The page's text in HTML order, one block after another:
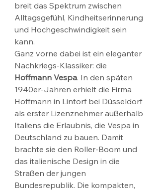
breit das Spektrum zwischen
Alltagsgefühl, Kindheitserinnerung
und Hochgeschwindigkeit sein
kann.
Ganz vorne dabei ist ein eleganter
Nachkriegs-Klassiker: die
Hoffmann Vespa. In den späten
1940er-Jahren erhielt die Firma
Hoffmann in Lintorf bei Düsseldorf
als erster Lizenznehmer außerhalb
Italiens die Erlaubnis, die Vespa in
Deutschland zu bauen. Damit
brachte sie den Roller-Boom und
das italienische Design in die
Straßen der jungen
Bundesrepublik. Die kompakten,